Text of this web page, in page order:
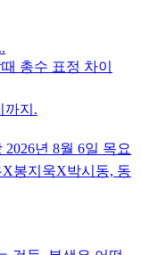
총수 표정 차이
까지.
년 8월 6일 목요
봉지욱X박시동, 동